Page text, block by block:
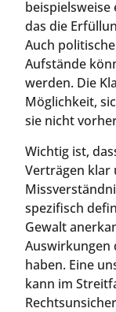
das die
Auch
Aufstände
werden. Die
Möglichkeit,
sie nicht
Wichtig ist,
Verträgen
spezifisch
Gewalt
Auswirkungen
haben. Eine
kann im